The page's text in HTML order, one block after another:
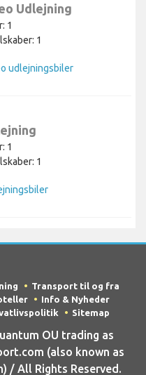
Udlejning
1
1
udlejningsbiler
1
1
Transport til og fra
Info & Nyheder
Sitemap
OU trading as
(also known as
/ All Rights Reserved.